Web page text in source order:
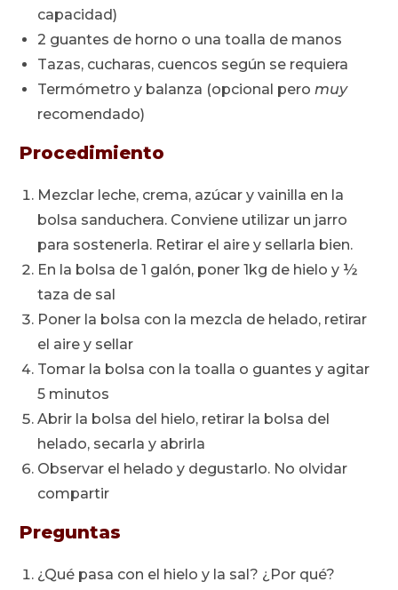
capacidad)
2 guantes de horno o una toalla de manos
Tazas, cucharas, cuencos según se requiera
Termómetro y balanza (opcional peromuy
recomendado)
Procedimiento
Mezclar leche, crema, azúcar y vainilla en la
bolsa sanduchera. Conviene utilizar un jarro
para sostenerla. Retirar el aire y sellarla bien.
En la bolsa de 1 galón, poner 1kg de hielo y ½
taza de sal
Poner la bolsa con la mezcla de helado, retirar
el aire y sellar
Tomar la bolsa con la toalla o guantes y agitar
5 minutos
Abrir la bolsa del hielo, retirar la bolsa del
helado, secarla y abrirla
Observar el helado y degustarlo. No olvidar
compartir
Preguntas
¿Qué pasa con el hielo y la sal? ¿Por qué?